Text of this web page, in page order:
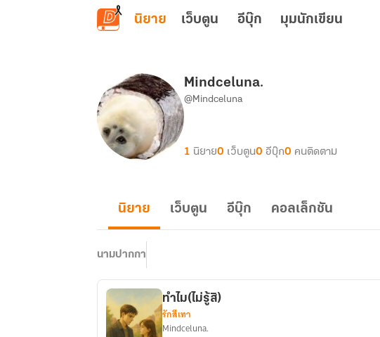
ข้ามไปยังเนื้อหาหลัก
นิยาย เว็บตูน อีบุ๊ก มุมนักเขียน
Mindceluna.
@Mindceluna
1 นิยาย0 เว็บตูน0 อีบุ๊ก0 คนติดตาม
นิยาย เว็บตูน อีบุ๊ก คอลเล็กชัน
นามปากกา
ทำไม(ไม่รู้สิ)
รักสีเทา
Mindceluna.